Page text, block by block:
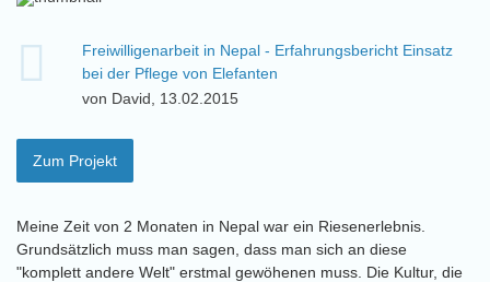
Freiwilligenarbeit in Nepal - Erfahrungsbericht Einsatz
bei der Pflege von Elefanten
von David, 13.02.2015
Zum Projekt
Meine Zeit von 2 Monaten in Nepal war ein Riesenerlebnis.
Grundsätzlich muss man sagen, dass man sich an diese
"komplett andere Welt" erstmal gewöhenen muss. Die Kultur, die